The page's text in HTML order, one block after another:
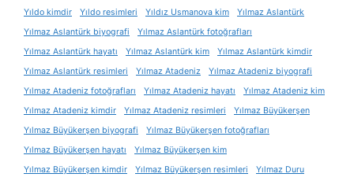
Yıldo kimdir
Yıldo resimleri Yıldız Usmanova kim
Yılmaz Aslantürk
Yılmaz Aslantürk biyografi
Yılmaz Aslantürk fotoğrafları
Yılmaz Aslantürk hayatı
Yılmaz Aslantürk kim
Yılmaz Aslantürk kimdir
Yılmaz Aslantürk resimleri
Yılmaz Atadeniz
Yılmaz Atadeniz biyografi
Yılmaz Atadeniz fotoğrafları
Yılmaz Atadeniz hayatı
Yılmaz Atadeniz kim
Yılmaz Atadeniz kimdir
Yılmaz Atadeniz resimleri
Yılmaz Büyükerşen
Yılmaz Büyükerşen biyografi
Yılmaz Büyükerşen fotoğrafları
Yılmaz Büyükerşen hayatı
Yılmaz Büyükerşen kim
Yılmaz Büyükerşen kimdir
Yılmaz Büyükerşen resimleri Yılmaz Duru